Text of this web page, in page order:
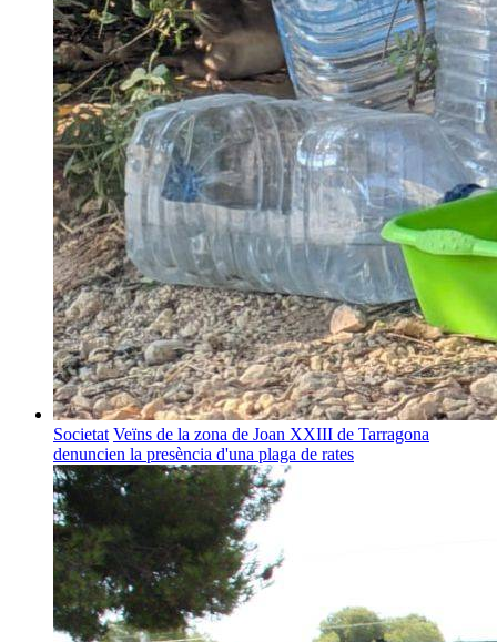
Societat Veïns de la zona de Joan XXIII de Tarragona
denuncien la presència d'una plaga de rates